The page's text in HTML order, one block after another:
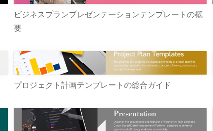
ビジネスプランプレゼンテーションテンプレートの概
要
プロジェクト計画テンプレートの総合ガイド